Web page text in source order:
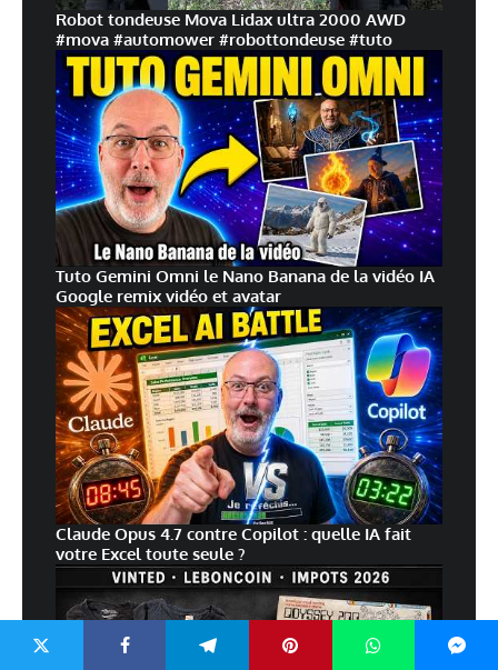
Robot tondeuse Mova Lidax ultra 2000 AWD
#mova #automower #robottondeuse #tuto
Tuto Gemini Omni le Nano Banana de la vidéo IA
Google remix vidéo et avatar
Claude Opus 4.7 contre Copilot : quelle IA fait
votre Excel toute seule ?